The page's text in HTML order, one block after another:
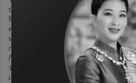
ประเทศ อย่างไรก็ตาม ความสำเร็จดังกล่าว
รัฐและภาคเอกชนเดินหน้าไปด้วยกัน” โดยรั
ความสะดวกในทุกมิติ ไม่ยึดติดกับข้อจำกัด
หรือขั้นตอนที่ยุ่งยาก พร้อมเร่งสร้างความคล่
การลงทุน และการจ้างงาน เพื่อเสริมสร้างศั
กิจการของทุกภาคส่วนให้เติบโตอย่างเข้ม
ว่า วันนี้มีผู้บริหารภาครัฐและหน่วยงานที่เกี่ย
เพรียง ทั้งรองนายกรัฐมนตรี หน่วยงานเศร